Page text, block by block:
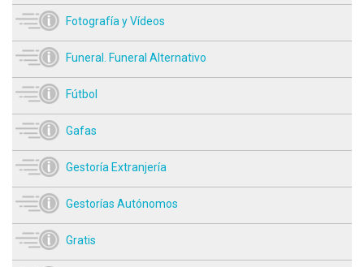
Fotografía y Vídeos
Funeral. Funeral Alternativo
Fútbol
Gafas
Gestoría Extranjería
Gestorías Autónomos
Gratis